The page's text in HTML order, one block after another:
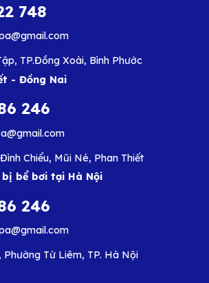
748
TP.Đồng Xoài, Bình Phước
- Đồng Nai
246
Chiểu, Mũi Né, Phan Thiết
bể bơi tại Hà Nội
246
Phường Từ Liêm, TP. Hà Nội